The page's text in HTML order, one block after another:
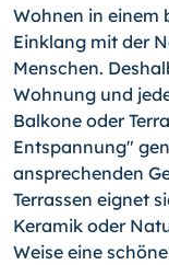
Wohnen in einem
Einklang mit der
Menschen.
Wohnung und
Balkone oder
Entspannung"
ansprechenden
Terrassen eignet
Keramik oder
Weise eine